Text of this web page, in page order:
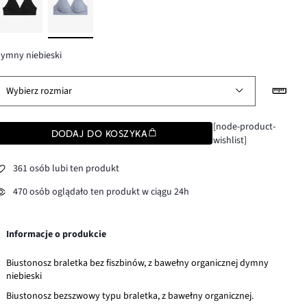
niebieski
Wybierz rozmiar
DODAJ DO KOSZYKA
[node-product-
wishlist]
361 osób lubi ten produkt
470 osób oglądało ten produkt w ciągu 24h
Informacje o produkcie
Biustonosz braletka bez fiszbinów, z bawełny organicznej dymny
niebieski
Biustonosz bezszwowy typu braletka, z bawełny organicznej.